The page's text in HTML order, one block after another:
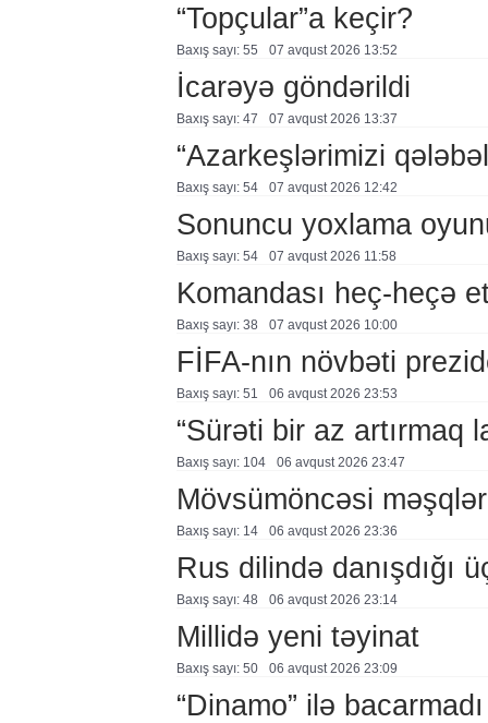
“Topçular”a keçir?
Baxış sayı: 55 07 avqust 2026 13:52
İcarəyə göndərildi
Baxış sayı: 47 07 avqust 2026 13:37
“Azarkeşlərimizi
Baxış sayı: 54 07 avqust 2026 12:42
Sonuncu yoxlama
Baxış sayı: 54 07 avqust 2026 11:58
Komandası heç-heçə
Baxış sayı: 38 07 avqust 2026 10:00
FİFA-nın növbəti
Baxış sayı: 51 06 avqust 2026 23:53
“Sürəti bir az artırmaq
Baxış sayı: 104 06 avqust 2026 23:47
Mövsümöncəsi
Baxış sayı: 14 06 avqust 2026 23:36
Rus dilində danışdığı
Baxış sayı: 48 06 avqust 2026 23:14
Millidə yeni təyinat
Baxış sayı: 50 06 avqust 2026 23:09
“Dinamo” ilə bacarmadı